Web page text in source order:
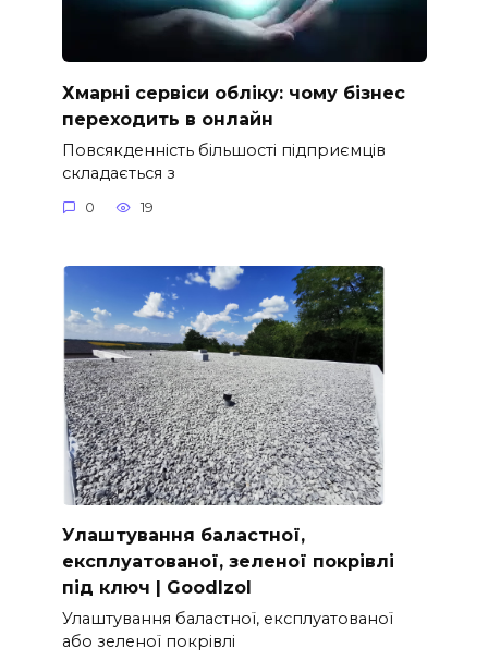
Хмарні сервіси обліку: чому бізнес
переходить в онлайн
Повсякденність більшості підприємців
складається з
0 19
Улаштування баластної,
експлуатованої, зеленої покрівлі
під ключ | GoodIzol
Улаштування баластної, експлуатованої
або зеленої покрівлі